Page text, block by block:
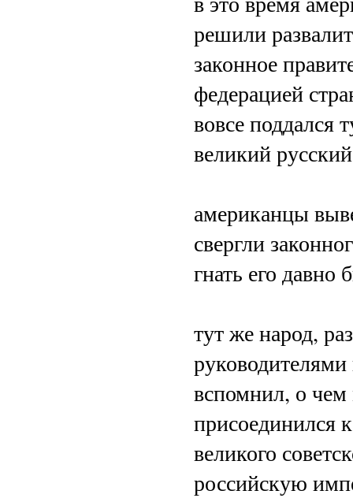
решили
законное
федерацией
вовсе поддался
великий
американцы
свергли
гнать его давно
тут же народ,
руководителями
вспомнил, о чем
присоединился
великого
российскую